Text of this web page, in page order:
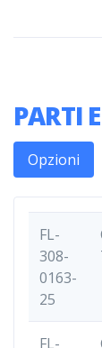
PARTI
Opzioni
FL-
308-
0163-
25
FL-